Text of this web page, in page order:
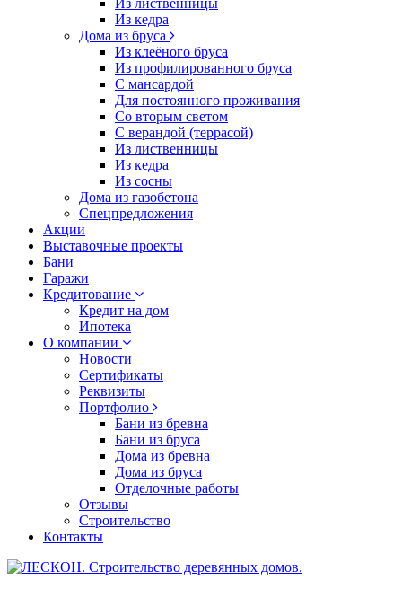
Из лиственницы
Из кедра
Дома из бруса
Из клеёного бруса
Из профилированного бруса
С мансардой
Для постоянного проживания
Со вторым светом
С верандой (террасой)
Из лиственницы
Из кедра
Из сосны
Дома из газобетона
Спецпредложения
Акции
Выставочные проекты
Бани
Гаражи
Кредитование
Кредит на дом
Ипотека
О компании
Новости
Сертификаты
Реквизиты
Портфолио
Бани из бревна
Бани из бруса
Дома из бревна
Дома из бруса
Отделочные работы
Отзывы
Строительство
Контакты